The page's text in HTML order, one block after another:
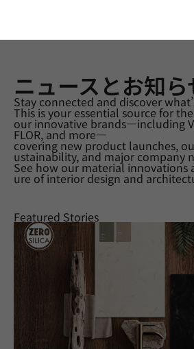
ニュースとお知らせ | PRODUCT
ニュースとお知ら
Stay connected and discover
This is your essential source for
our innovative brands—including
FLOR, and more—
covering new product launches,
ustainability, and major company
See how our material innovations
ure of interior design and
Featured Stories